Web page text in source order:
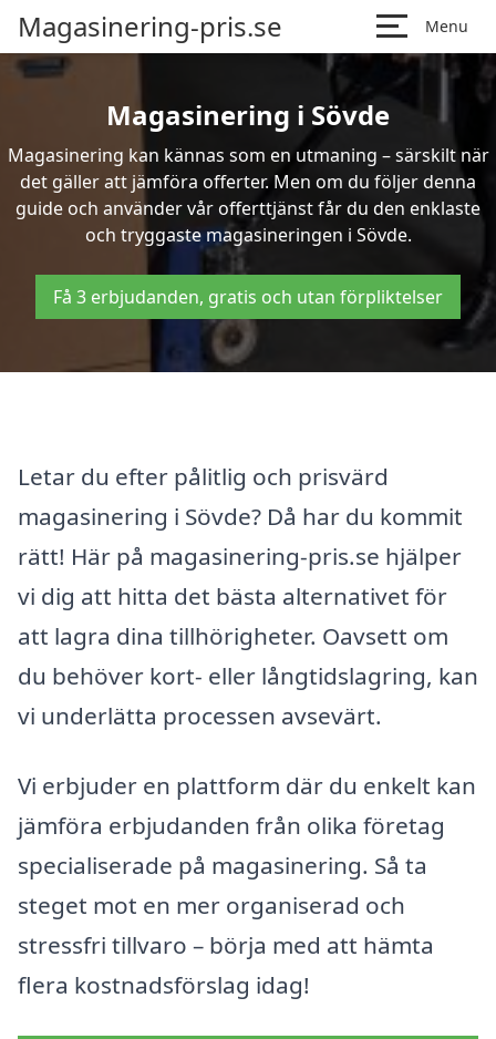
Magasinering-pris.se Menu
Magasinering i Sövde
Magasinering kan kännas som en utmaning – särskilt när
det gäller att jämföra offerter. Men om du följer denna
guide och använder vår offerttjänst får du den enklaste
och tryggaste magasineringen i Sövde.
Få 3 erbjudanden, gratis och utan förpliktelser
Letar du efter pålitlig och prisvärd
magasinering i Sövde? Då har du kommit
rätt! Här på magasinering-pris.se hjälper
vi dig att hitta det bästa alternativet för
att lagra dina tillhörigheter. Oavsett om
du behöver kort- eller långtidslagring, kan
vi underlätta processen avsevärt.
Vi erbjuder en plattform där du enkelt kan
jämföra erbjudanden från olika företag
specialiserade på magasinering. Så ta
steget mot en mer organiserad och
stressfri tillvaro – börja med att hämta
flera kostnadsförslag idag!